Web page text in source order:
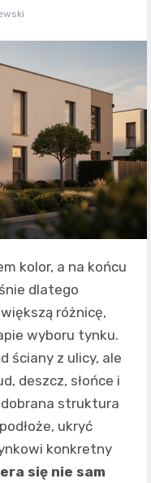
kolor, a na końcu
dlatego
różnicę,
wyboru tynku.
ściany z ulicy, ale
deszcz, słońce i
struktura
ukryć
konkretny
się nie sam